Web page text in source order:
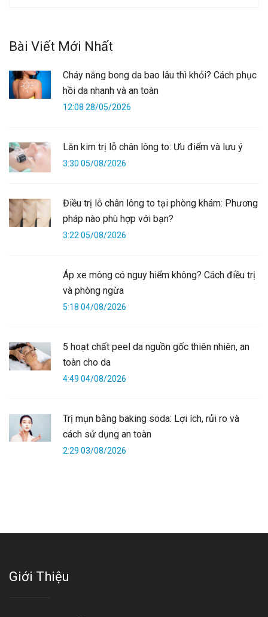
Bài Viết Mới Nhất
Cháy nắng bong da bao lâu thì khỏi? Cách phục
hồi da nhanh và an toàn
12:08 28/05/2026
Lăn kim trị lỗ chân lông to: Ưu điểm và lưu ý
3:30 05/08/2026
Điều trị lỗ chân lông to tại phòng khám: Phương
pháp nào phù hợp với bạn?
3:22 05/08/2026
Áp xe mông có nguy hiểm không? Cách điều trị
và phòng ngừa
5:18 04/08/2026
5 hoạt chất peel da nguồn gốc thiên nhiên, an
toàn cho da
4:49 04/08/2026
Trị mụn bằng baking soda: Lợi ích, rủi ro và
cách sử dụng an toàn
2:29 03/08/2026
Giới Thiệu